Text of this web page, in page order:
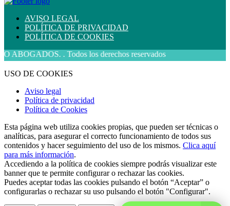
AVISO LEGAL
POLÍTICA DE PRIVACIDAD
POLÍTICA DE COOKIES
. Todos los derechos reservados
USO DE COOKIES
Aviso legal
Política de privacidad
Política de Cookies
Esta página web utiliza cookies propias, que pueden ser técnicas o
analíticas, para asegurar el correcto funcionamiento de todos sus
contenidos y hacer seguimiento del uso de los mismos. Clica aquí
para más información.
Accediendo a la política de cookies siempre podrás visualizar este
banner que te permite configurar o rechazar las cookies.
Puedes aceptar todas las cookies pulsando el botón “Aceptar” o
configurarlas o rechazar su uso pulsando el botón "Configurar".